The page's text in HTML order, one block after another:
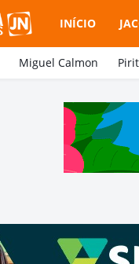
INÍCIO
Miguel Calmon